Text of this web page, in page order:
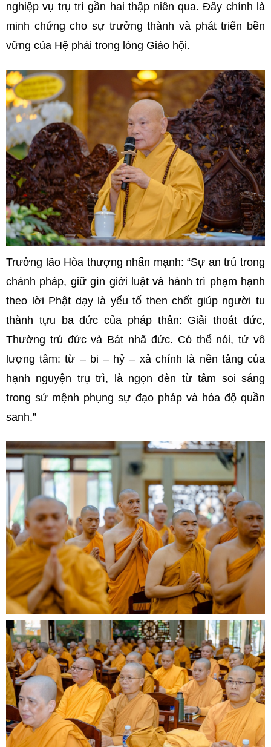
nghiệp vụ trụ trì gần hai thập niên qua. Đây chính là
minh chứng cho sự trưởng thành và phát triển bền
vững của Hệ phái trong lòng Giáo hội.
Trưởng lão Hòa thượng nhấn mạnh: “Sự an trú trong
chánh pháp, giữ gìn giới luật và hành trì phạm hạnh
theo lời Phật dạy là yếu tố then chốt giúp người tu
thành tựu ba đức của pháp thân: Giải thoát đức,
Thường trú đức và Bát nhã đức. Có thể nói, tứ vô
lượng tâm: từ – bi – hỷ – xả chính là nền tảng của
hạnh nguyện trụ trì, là ngọn đèn từ tâm soi sáng
trong sứ mệnh phụng sự đạo pháp và hóa độ quần
sanh.”